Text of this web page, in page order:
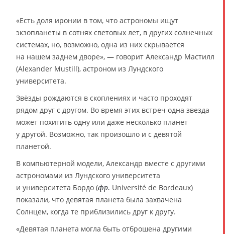
«Есть доля иронии в том, что астрономы ищут
экзопланеты в сотнях световых лет, в других солнечных
системах, но, возможно, одна из них скрывается
на нашем заднем дворе», — говорит Александр Мастилл
(Alexander Mustill), астроном из Лундского
университета.
Звёзды рождаются в скоплениях и часто проходят
рядом друг с другом. Во время этих встреч одна звезда
может похитить одну или даже несколько планет
у другой. Возможно, так произошло и с девятой
планетой.
В компьютерной модели, Александр вместе с другими
астрономами из Лундского университета
и университета Бордо (фр. Université de Bordeaux)
показали, что девятая планета была захвачена
Солнцем, когда те приблизились друг к другу.
«Девятая планета могла быть отброшена другими